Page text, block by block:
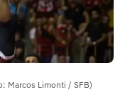
Marcos Limonti / SFB)